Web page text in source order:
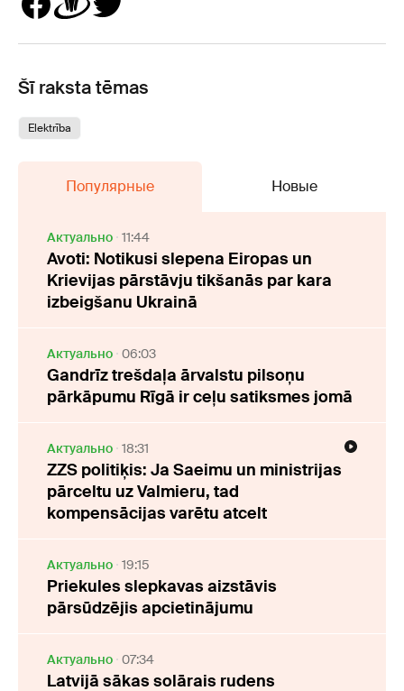
Šī raksta tēmas
Elektrība
Популярные Новые
Актуально 11:44
Avoti: Notikusi slepena Eiropas un
Krievijas pārstāvju tikšanās par kara
izbeigšanu Ukrainā
Актуально 06:03
Gandrīz trešdaļa ārvalstu pilsoņu
pārkāpumu Rīgā ir ceļu satiksmes jomā
Актуально 18:31
ZZS politiķis: Ja Saeimu un ministrijas
pārceltu uz Valmieru, tad
kompensācijas varētu atcelt
Актуально 19:15
Priekules slepkavas aizstāvis
pārsūdzējis apcietinājumu
Актуально 07:34
Latvijā sākas solārais rudens